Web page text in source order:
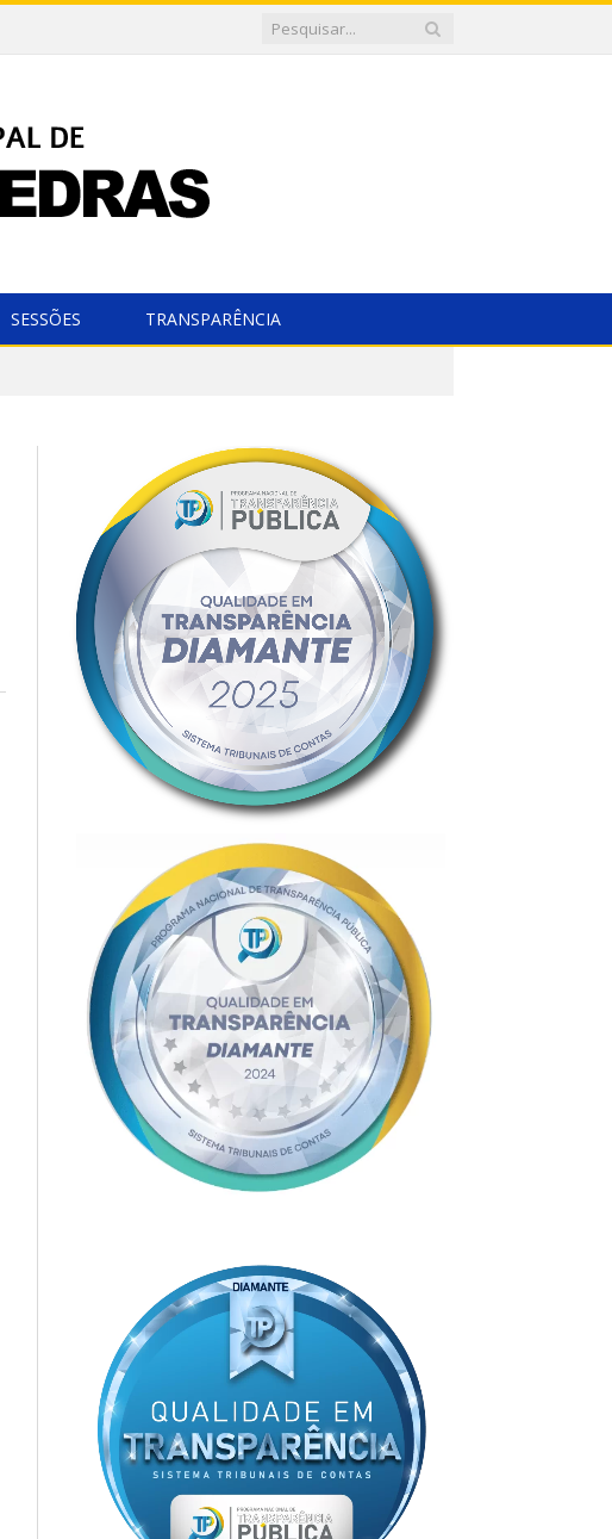
SESSÕES TRANSPARÊNCIA